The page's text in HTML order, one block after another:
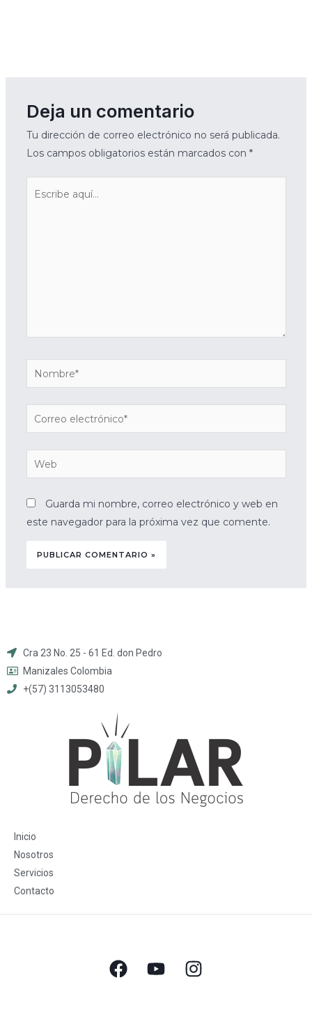
Deja un comentario
Tu dirección de correo electrónico no será publicada.
Los campos obligatorios están marcados con *
Guarda mi nombre, correo electrónico y web en
este navegador para la próxima vez que comente.
Cra 23 No. 25 - 61 Ed. don Pedro
Manizales Colombia
+(57) 3113053480
Inicio
Nosotros
Servicios
Contacto